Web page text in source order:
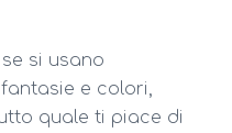
si usano
e colori,
quale ti piace di